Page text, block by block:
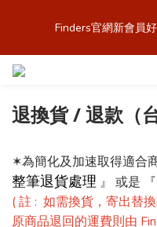
商城，
Finders官網新會員
歡迎來到 Finders🎉【
退換貨 / 退款（
✶為簡化及加速取得適合
整筆退貨處理 』 或是 『
( 註 : 如需換貨，寄出替
原商品退回的運費則由